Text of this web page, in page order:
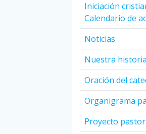
Iniciación
Calendario de
Noticias
Nuestra historia
Oración del
Organigrama
Proyecto